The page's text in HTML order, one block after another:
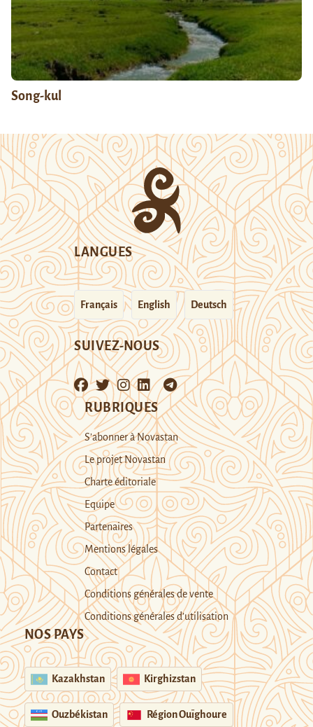
Song-kul
LANGUES
Français English Deutsch
SUIVEZ-NOUS
RUBRIQUES
S’abonner à Novastan
Le projet Novastan
Charte éditoriale
Equipe
Partenaires
Mentions légales
Contact
Conditions générales de vente
Conditions générales d’utilisation
NOS PAYS
Kazakhstan Kirghizstan
Ouzbékistan Région Ouïghoure